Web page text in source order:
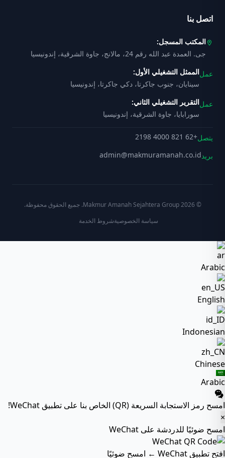
اتصل بنا
location_on المكتب المسجل:
جى. العمدة عبد الله رقم 24، مالانج، جاوة الشرقية، إندونيسيا
عمل الممثل التشغيلي الأول:
سينايان، جنوب جاكرتا، دكي جاكرتا، إندونيسيا
عمل التقرير التشغيلي الثاني:
سورابايا، جاوة الشرقية، إندونيسيا
يتصل +62 821 4000 2198
بريد admin@makmuramanah.co.id
© 2026 Makmur Amanah Sejahtera Group. جميع الحقوق محفوظة.
سياسة الخصوصيةشروط الخدمة
Arabic
English
Indonesian
Chinese
Arabic
امسح رمز الاستجابة السريعة (QR) الخاص بنا على تطبيق WeChat!
×
امسح ضوئيًا للدردشة على WeChat
افتح تطبيق WeChat ← امسح ضوئيًا